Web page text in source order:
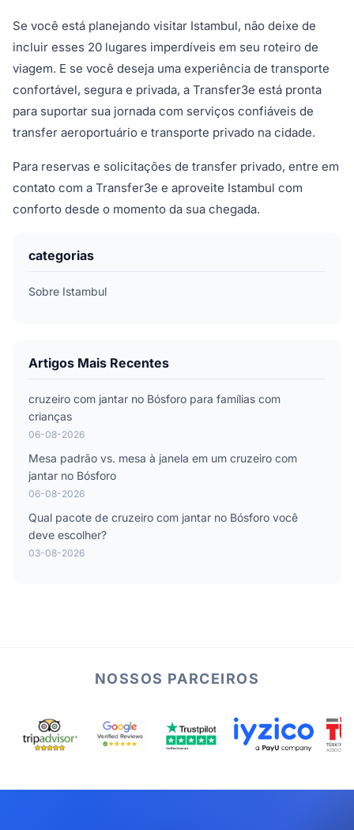
Se você está planejando visitar Istambul, não deixe de
incluir esses 20 lugares imperdíveis em seu roteiro de
viagem. E se você deseja uma experiência de transporte
confortável, segura e privada, a Transfer3e está pronta
para suportar sua jornada com serviços confiáveis de
transfer aeroportuário e transporte privado na cidade.
Para reservas e solicitações de transfer privado, entre em
contato com a Transfer3e e aproveite Istambul com
conforto desde o momento da sua chegada.
categorias
Sobre Istambul
Artigos Mais Recentes
cruzeiro com jantar no Bósforo para famílias com
crianças
06-08-2026
Mesa padrão vs. mesa à janela em um cruzeiro com
jantar no Bósforo
06-08-2026
Qual pacote de cruzeiro com jantar no Bósforo você
deve escolher?
03-08-2026
NOSSOS PARCEIROS